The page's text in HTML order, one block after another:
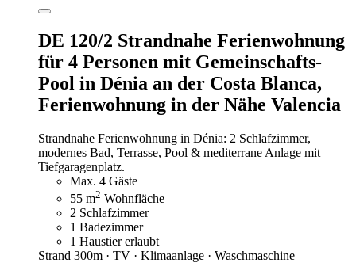
DE 120/2 Strandnahe Ferienwohnung
für 4 Personen mit Gemeinschafts-
Pool in Dénia an der Costa Blanca,
Ferienwohnung in der Nähe Valencia
Strandnahe Ferienwohnung in Dénia: 2 Schlafzimmer,
modernes Bad, Terrasse, Pool & mediterrane Anlage mit
Tiefgaragenplatz.
Max. 4 Gäste
55 m2 Wohnfläche
2 Schlafzimmer
1 Badezimmer
1 Haustier erlaubt
Strand 300m · TV · Klimaanlage · Waschmaschine